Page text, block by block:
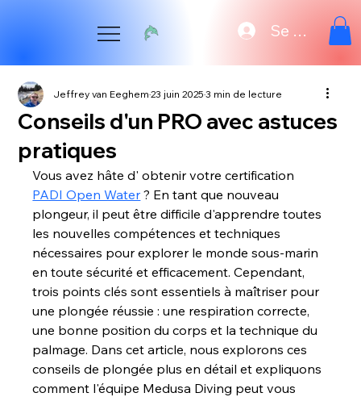
Se
Conseils d'un PRO avec astuces
pratiques
Jeffrey van Eeghem23 juin 20253 min de lecture
Vous avez hâte d' obtenir votre certification
PADI Open Water ? En tant que nouveau
plongeur, il peut être difficile d'apprendre toutes
les nouvelles compétences et techniques
nécessaires pour explorer le monde sous-marin
en toute sécurité et efficacement. Cependant,
trois points clés sont essentiels à maîtriser pour
une plongée réussie : une respiration correcte,
une bonne position du corps et la technique du
palmage. Dans cet article, nous explorons ces
conseils de plongée plus en détail et expliquons
comment l'équipe Medusa Diving peut vous